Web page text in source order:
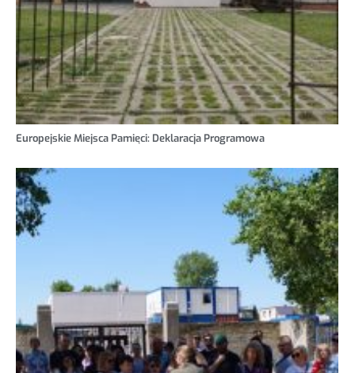
Europejskie Miejsca Pamięci: Deklaracja Programowa